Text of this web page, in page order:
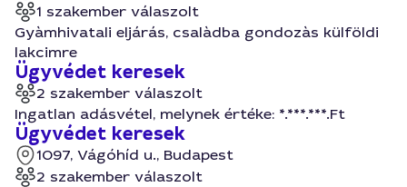
1 szakember válaszolt
Gyàmhivatali eljárás, csalàdba gondozàs külföldi
lakcimre
Ügyvédet keresek
2 szakember válaszolt
Ingatlan adásvétel, melynek értéke: *.***.***.Ft
Ügyvédet keresek
1097, Vágóhíd u., Budapest
2 szakember válaszolt